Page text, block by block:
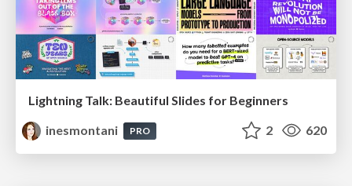
Lightning Talk: Beautiful Slides for Beginners
inesmontani
PRO 2 620